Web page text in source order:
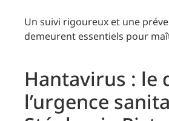
Un suivi rigoureux et une
demeurent essentiels pour
Hantavirus : le
l’urgence